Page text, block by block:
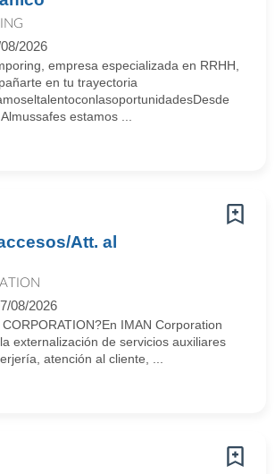
2026
empresa especializada en RRHH,
en tu trayectoria
estamos ...
Att. al
08/2026
IMAN Corporation
externalización de servicios auxiliares
atención al cliente, ...